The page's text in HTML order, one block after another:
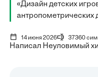
«Дизайн детских
антропометрических
14 июня 2026 37360
Написал Неуловимый